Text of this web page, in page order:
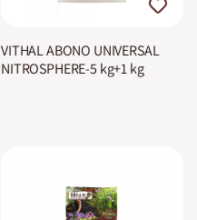
VITHAL ABONO UNIVERSAL
NITROSPHERE-5 kg+1 kg